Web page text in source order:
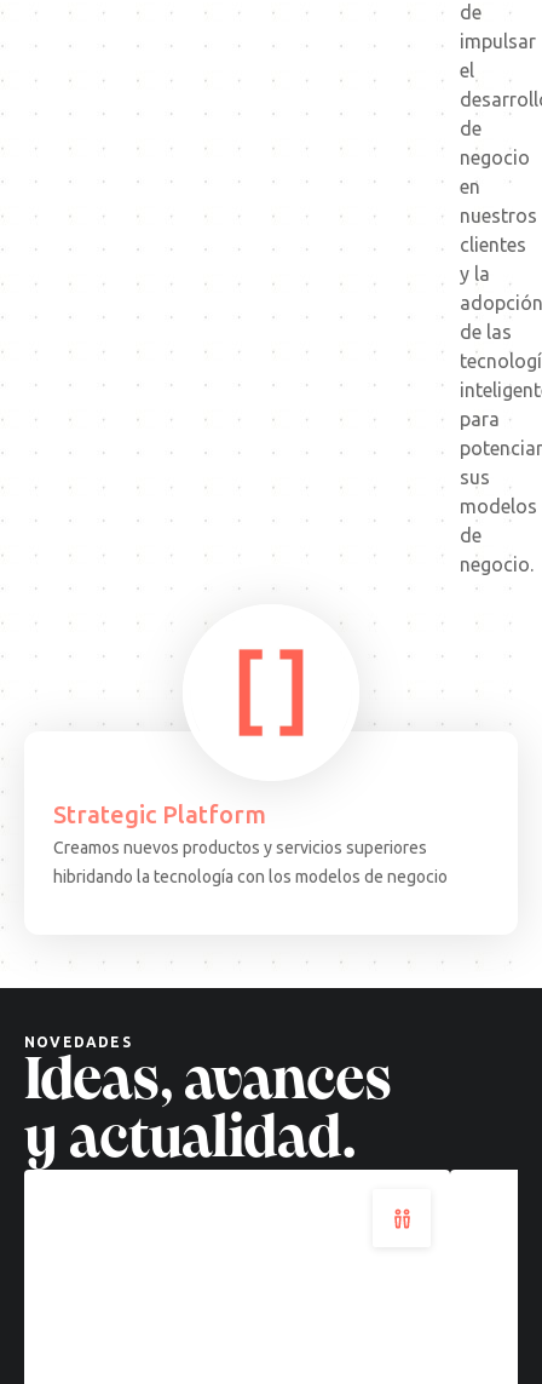
de
impulsar
el
de
negocio
en
nuestros
clientes
y la
adopción
de las
para
potenciar
sus
modelos
de
negocio.
Strategic Platform
Creamos nuevos productos y servicios superiores
hibridando la tecnología con los modelos de negocio
NOVEDADES
Ideas, avances
y actualidad.
ARTICULO 15.08.25
cuánticas:
un
paradigma
tecnológico
más
BCN: